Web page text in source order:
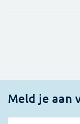
Meld je aan